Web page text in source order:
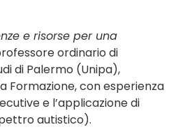
e risorse per una
ordinario di
di Palermo (Unipa),
Formazione, con esperienza
e l’applicazione di
autistico).